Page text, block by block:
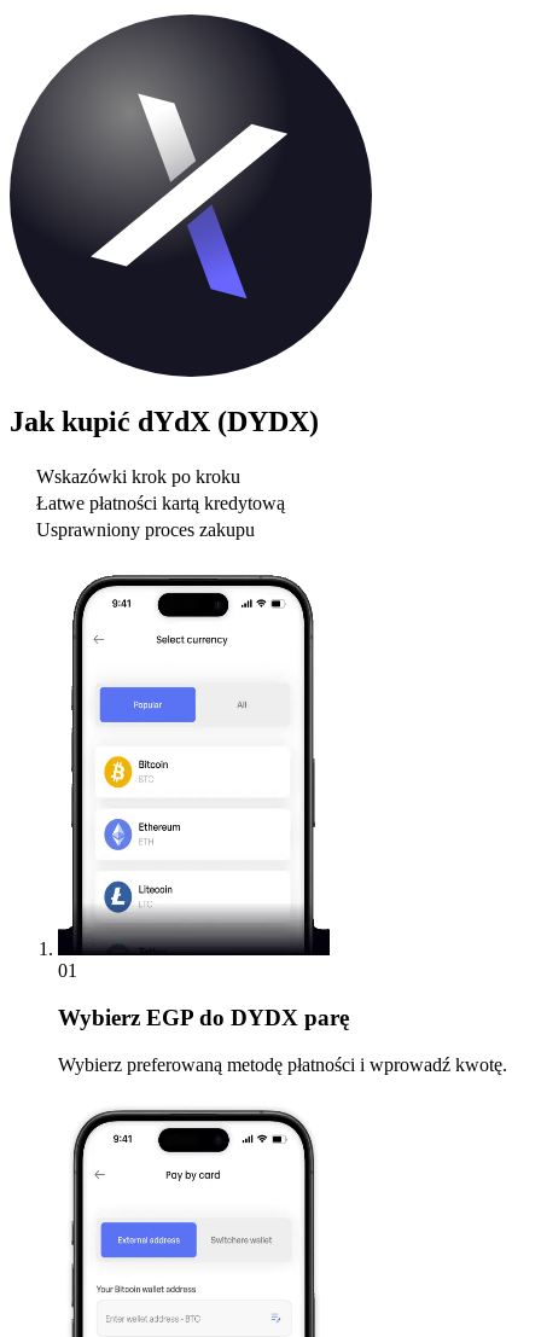
Jak kupić dYdX (DYDX)
Wskazówki krok po kroku
Łatwe płatności kartą kredytową
Usprawniony proces zakupu
01
Wybierz EGP do DYDX parę
Wybierz preferowaną metodę płatności i wprowadź kwotę.